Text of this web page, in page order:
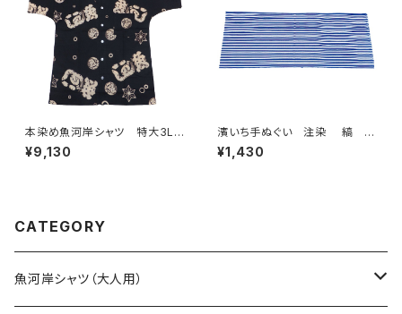
本染め魚河岸シャツ 特大3Lサ
イズ 認定証付き 木綿晒 涼
麻柄 黒×オフホワイト 日本
¥9,130
濱いち手ぬぐい 注染 縞 鰹
縞 伝統染色技法 特岡 綿1
00％ 浴衣生地 本染め 日
¥1,430
CATEGORY
魚河岸シャツ（大人用）